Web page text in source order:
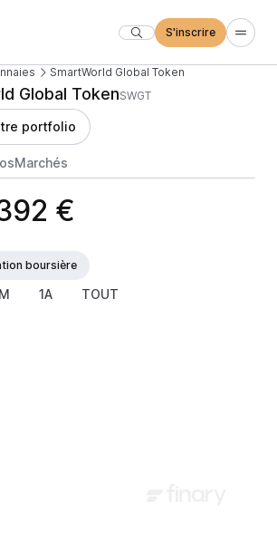
S'inscrire
SmartWorld Global Token
Global TokenSWGT
portfolio
Marchés
€
boursière
1A TOUT